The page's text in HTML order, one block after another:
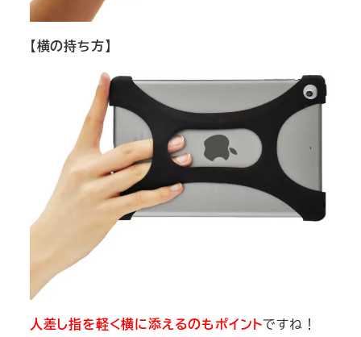
【横の持ち方】
人差し指を軽く横に添えるのもポイントですね！